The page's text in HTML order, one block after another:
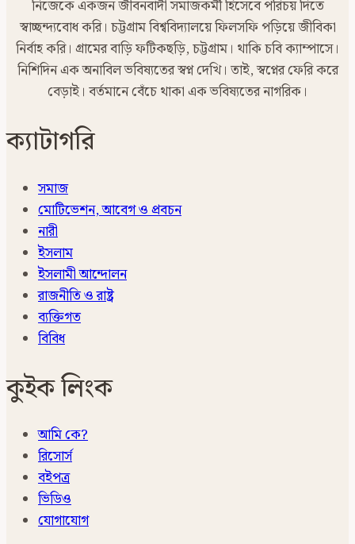
নিজেকে একজন জীবনবাদী সমাজকর্মী হিসেবে পরিচয় দিতে
স্বাচ্ছন্দ্যবোধ করি। চট্টগ্রাম বিশ্ববিদ্যালয়ে ফিলসফি পড়িয়ে জীবিকা
নির্বাহ করি। গ্রামের বাড়ি ফটিকছড়ি, চট্টগ্রাম। থাকি চবি ক্যাম্পাসে।
নিশিদিন এক অনাবিল ভবিষ্যতের স্বপ্ন দেখি। তাই, স্বপ্নের ফেরি করে
বেড়াই। বর্তমানে বেঁচে থাকা এক ভবিষ্যতের নাগরিক।
ক্যাটাগরি
সমাজ
মোটিভেশন, আবেগ ও প্রবচন
নারী
ইসলাম
ইসলামী আন্দোলন
রাজনীতি ও রাষ্ট্র
ব্যক্তিগত
বিবিধ
কুইক লিংক
আমি কে?
রিসোর্স
বইপত্র
ভিডিও
যোগাযোগ